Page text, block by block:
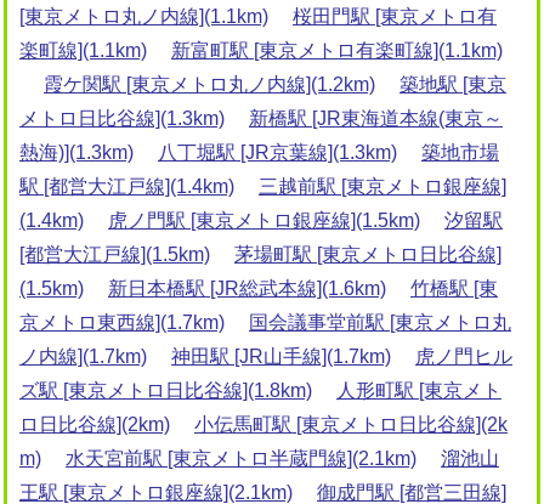
[東京メトロ丸ノ内線](1.1km)
桜田門駅 [東京メトロ有
楽町線](1.1km)
新富町駅 [東京メトロ有楽町線](1.1km)
霞ケ関駅 [東京メトロ丸ノ内線](1.2km)
築地駅 [東京
メトロ日比谷線](1.3km)
新橋駅 [JR東海道本線(東京～
熱海)](1.3km)
八丁堀駅 [JR京葉線](1.3km)
築地市場
駅 [都営大江戸線](1.4km)
三越前駅 [東京メトロ銀座線]
(1.4km)
虎ノ門駅 [東京メトロ銀座線](1.5km)
汐留駅
[都営大江戸線](1.5km)
茅場町駅 [東京メトロ日比谷線]
(1.5km)
新日本橋駅 [JR総武本線](1.6km)
竹橋駅 [東
京メトロ東西線](1.7km)
国会議事堂前駅 [東京メトロ丸
ノ内線](1.7km)
神田駅 [JR山手線](1.7km)
虎ノ門ヒル
ズ駅 [東京メトロ日比谷線](1.8km)
人形町駅 [東京メト
ロ日比谷線](2km)
小伝馬町駅 [東京メトロ日比谷線](2k
m)
水天宮前駅 [東京メトロ半蔵門線](2.1km)
溜池山
王駅 [東京メトロ銀座線](2.1km)
御成門駅 [都営三田線]